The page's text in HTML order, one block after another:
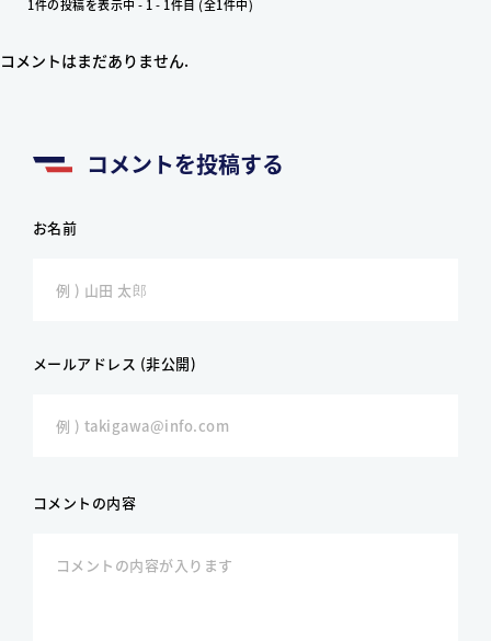
1件の投稿を表示中 - 1 - 1件目 (全1件中)
コメントはまだありません.
コメントを投稿する
お名前
メールアドレス (非公開)
コメントの内容